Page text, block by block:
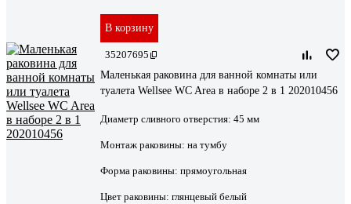
В корзину
35207695
Маленькая раковина для ванной комнаты или
туалета Wellsee WC Area в наборе 2 в 1 202010456
Диаметр сливного отверстия: 45 мм
Монтаж раковины: на тумбу
Форма раковины: прямоугольная
Цвет раковины: глянцевый белый